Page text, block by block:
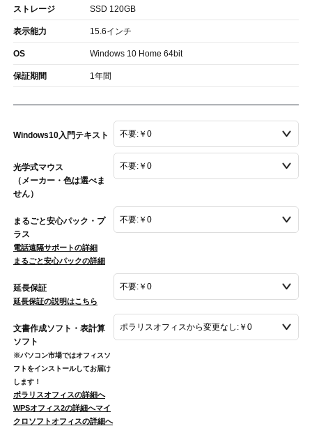
ストレージ SSD 120GB
表示能力 15.6インチ
OS Windows 10 Home 64bit
保証期間 1年間
Windows10入門テキスト
光学式マウス
（メーカー・色は選べま
せん）
まるごと安心パック・プ
ラス
電話遠隔サポートの詳細
まるごと安心パックの詳細
延長保証
延長保証の説明はこちら
文書作成ソフト・表計算
ソフト
※パソコン市場ではオフィスソ
フトをインストールしてお届け
します！
ポラリスオフィスの詳細へ
WPSオフィス2の詳細へマイ
クロソフトオフィスの詳細へ